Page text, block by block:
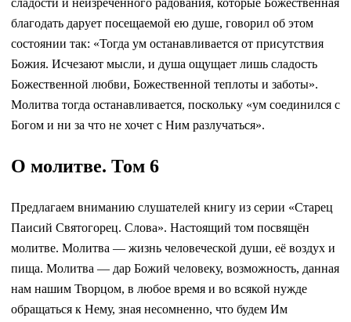
сладости и неизреченного радования, которые Божественная
благодать дарует посещаемой ею душе, говорил об этом
состоянии так: «Тогда ум останавливается от присутствия
Божия. Исчезают мысли, и душа ощущает лишь сладость
Божественной любви, Божественной теплоты и заботы».
Молитва тогда останавливается, поскольку «ум соединился с
Богом и ни за что не хочет с Ним разлучаться».
О молитве. Том 6
Предлагаем вниманию слушателей книгу из серии «Старец
Паисий Святогорец. Слова». Настоящий том посвящён
молитве. Молитва — жизнь человеческой души, её воздух и
пища. Молитва — дар Божий человеку, возможность, данная
нам нашим Творцом, в любое время и во всякой нужде
обращаться к Нему, зная несомненно, что будем Им